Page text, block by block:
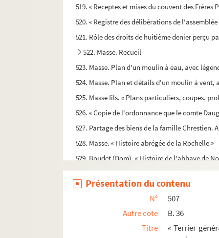
519. « Receptes et mises du couvent des
520. « Registre des délibérations de
521. Rôle des droits de huitième denier perçu
522. Masse. Recueil
523. Masse. Plan d'un moulin à eau, avec
524. Masse. Plan et détails d'un moulin à
525. Masse fils. « Plans particuliers, coupes,
526. « Copie de l'ordonnance que le comte
527. Partage des biens de la famille Chrestien.
528. Masse. « Histoire abrégée de la Rochelle »
529. Boudet (Dom). « Histoire de l'abbaye de
530. Recueil de copies et d'analyses de
531. Recueil de pièces concernant Saint-
532. Brillouin. « Pons, du X
siècle au XVI
533. Recueil relatif à l'histoire de Pons
534. Recueil de documents concernant la
Présentation du contenu
N°
507
Autre cote
B. 36
Titre
« Terrier